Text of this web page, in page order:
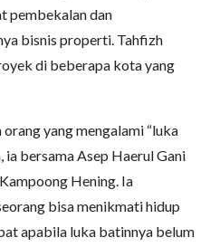
pembekalan dan
bisnis properti. Tahfizh
di beberapa kota yang
yang mengalami “luka
ia bersama Asep Haerul Gani
Hening. Ia
bisa menikmati hidup
apabila luka batinnya belum